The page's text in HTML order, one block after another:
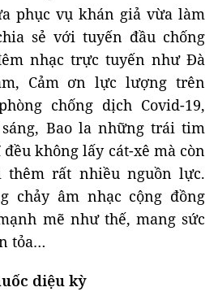
phục vụ khán giả vừa làm
sẻ với tuyến đầu chống
nhạc trực tuyến như Đà
Cảm ơn lực lượng trên
chống dịch Covid-19,
Bao la những trái tim
không lấy cát-xê mà còn
thêm rất nhiều nguồn lực.
chảy âm nhạc cộng đồng
mẽ như thế, mang sức
tỏa…
diệu kỳ